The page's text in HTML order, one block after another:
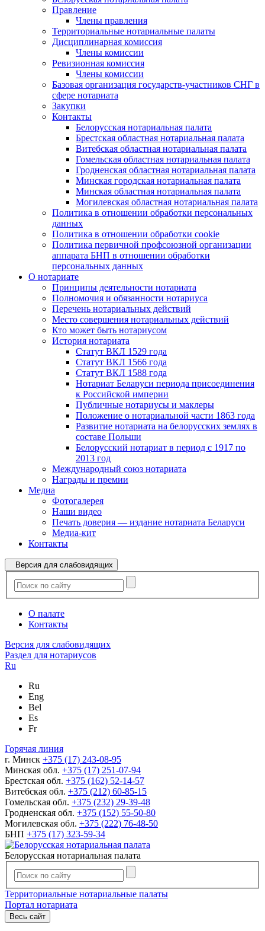
Правление
Члены правления
Территориальные нотариальные палаты
Дисциплинарная комиссия
Члены комиссии
Ревизионная комиссия
Члены комиссии
Базовая организация государств-участников СНГ в
сфере нотариата
Закупки
Контакты
Белорусская нотариальная палата
Брестская областная нотариальная палата
Витебская областная нотариальная палата
Гомельская областная нотариальная палата
Гродненская областная нотариальная палата
Минская городская нотариальная палата
Минская областная нотариальная палата
Могилевская областная нотариальная палата
Политика в отношении обработки персональных
данных
Политика в отношении обработки cookie
Политика первичной профсоюзной организации
аппарата БНП в отношении обработки
персональных данных
О нотариате
Принципы деятельности нотариата
Полномочия и обязанности нотариуса
Перечень нотариальных действий
Место совершения нотариальных действий
Кто может быть нотариусом
История нотариата
Статут ВКЛ 1529 года
Статут ВКЛ 1566 года
Статут ВКЛ 1588 года
Нотариат Беларуси периода присоединения
к Российской империи
Публичные нотариусы и маклеры
Положение о нотариальной части 1863 года
Развитие нотариата на белорусских землях в
составе Польши
Белорусский нотариат в период с 1917 по
2013 год
Международный союз нотариата
Награды и премии
Медиа
Фотогалерея
Наши видео
Печать доверия — издание нотариата Беларуси
Медиа-кит
Контакты
Версия для слабовидящих
О палате
Контакты
Версия для слабовидящих
Раздел для нотариусов
Ru
Ru
Eng
Bel
Es
Fr
Горячая линия
г. Минск +375 (17) 243-08-95
Минская обл. +375 (17) 251-07-94
Брестская обл. +375 (162) 52-14-57
Витебская обл. +375 (212) 60-85-15
Гомельская обл. +375 (232) 29-39-48
Гродненская обл. +375 (152) 55-50-80
Могилевская обл. +375 (222) 76-48-50
БНП +375 (17) 323-59-34
Белорусская нотариальная палата
Территориальные нотариальные палаты
Портал нотариата
Весь сайт